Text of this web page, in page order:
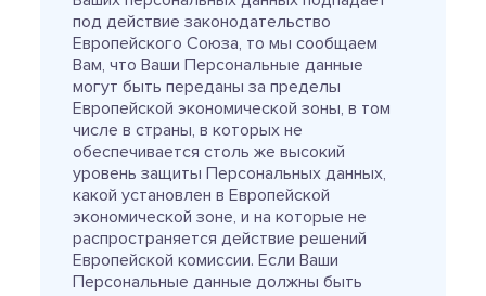
под действие законодательство
Европейского Союза, то мы сообщаем
Вам, что Ваши Персональные данные
могут быть переданы за пределы
Европейской экономической зоны, в том
числе в страны, в которых не
обеспечивается столь же высокий
уровень защиты Персональных данных,
какой установлен в Европейской
экономической зоне, и на которые не
распространяется действие решений
Европейской комиссии. Если Ваши
Персональные данные должны быть